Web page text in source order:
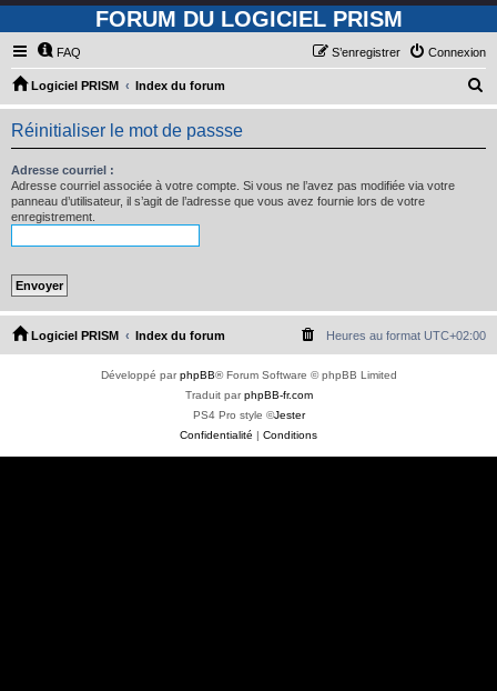
FORUM DU LOGICIEL PRISM
FAQ Connexion
S’enregistrer
Logiciel PRISM Index du forum
e
Réinitialiser le mot de passse
Adresse courriel :
Adresse courriel associée à votre compte. Si vous ne l’avez pas modifiée via votre
panneau d’utilisateur, il s’agit de l’adresse que vous avez fournie lors de votre
enregistrement.
Logiciel PRISM Index du forum Heures au format UTC+02:00
Développé parphpBB® Forum Software © phpBB Limited
Traduit parphpBB-fr.com
PS4 Pro style ©Jester
Confidentialité | Conditions